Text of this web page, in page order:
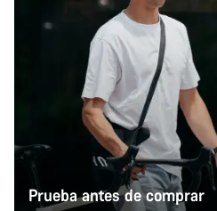
Prueba antes de comprar